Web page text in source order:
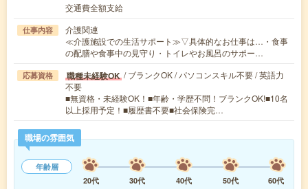
交通費全額支給
仕事内容
介護関連
≪介護施設での生活サポート≫▽具体的なお仕事は…・食事
の配膳や食事中の見守り・トイレやお風呂のサポー…
応募資格 職種未経験OK / ブランクOK / パソコンスキル不要 / 英語力
不要
■無資格・未経験OK！■年齢・学歴不問！ブランクOK!■10名
以上採用予定！■履歴書不要■社会保険完…
職場の雰囲気
年齢層
20代
30代 40代 50代
60代